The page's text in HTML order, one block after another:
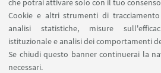
che potrai attivare solo con il tuo
Cookie e altri strumenti di
analisi statistiche, misure
istituzionale e analisi dei comportamenti
Se chiudi questo banner continuerai la
necessari.